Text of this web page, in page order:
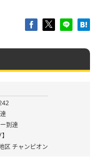
到達
区 チャンピオン